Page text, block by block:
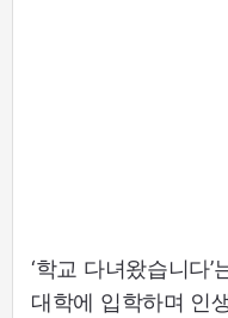
‘학교 다녀왔습니다
대학에 입학하며 인